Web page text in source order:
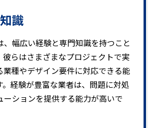
識
、幅広い経験と専門知識を持つこと
彼らはさまざまなプロジェクトで実
業種やデザイン要件に対応できる能
。経験が豊富な業者は、問題に対処
ーションを提供する能力が高いで